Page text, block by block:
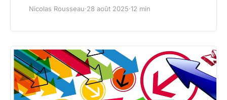
Nicolas Rousseau·28 août 2025·12 min